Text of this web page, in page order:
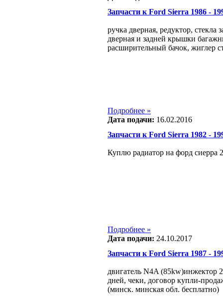
Запчасти к Ford Sierra 1986 -
ручка дверная, редуктор, стекла
дверная и задней крышки
расширительный бачок, жиглер
Подробнее »
Дата подачи: 16.02.2016
Запчасти к Ford Sierra 1982 -
Куплю радиатор на форд сиерра
Подробнее »
Дата подачи: 24.10.2017
Запчасти к Ford Sierra 1987 -
двигатель N4A (85kw)инжектор
дней, чеки, договор купли-
(минск. минская обл. бесплатно)